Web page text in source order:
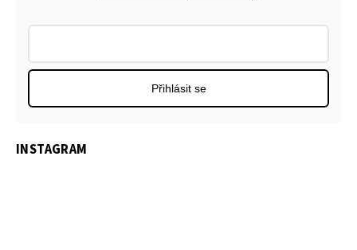
Přihlásit se
INSTAGRAM